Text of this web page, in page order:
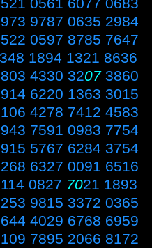
0561 6077 0683
9787 0635 2984
0597 8785 7647
1894 1321 8636
4330 32073860
6220 1363 3015
4278 7412 4583
7591 0983 7754
5767 6284 3754
6327 0091 6516
0827 7021 1893
9815 3372 0365
4029 6768 6959
7895 2066 8172